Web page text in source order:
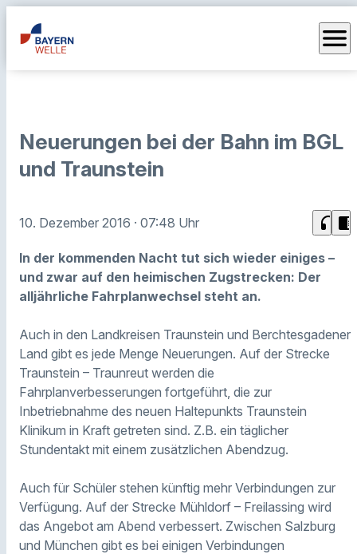
menu
Neuerungen bei der Bahn im BGL
und Traunstein
10. Dezember 2016 · 07:48 Uhr headphones chrome_reader_mode
In der kommenden Nacht tut sich wieder einiges –
und zwar auf den heimischen Zugstrecken: Der
alljährliche Fahrplanwechsel steht an.
Auch in den Landkreisen Traunstein und Berchtesgadener
Land gibt es jede Menge Neuerungen. Auf der Strecke
Traunstein – Traunreut werden die
Fahrplanverbesserungen fortgeführt, die zur
Inbetriebnahme des neuen Haltepunkts Traunstein
Klinikum in Kraft getreten sind. Z.B. ein täglicher
Stundentakt mit einem zusätzlichen Abendzug.
Auch für Schüler stehen künftig mehr Verbindungen zur
Verfügung. Auf der Strecke Mühldorf – Freilassing wird
das Angebot am Abend verbessert. Zwischen Salzburg
und München gibt es bei einigen Verbindungen